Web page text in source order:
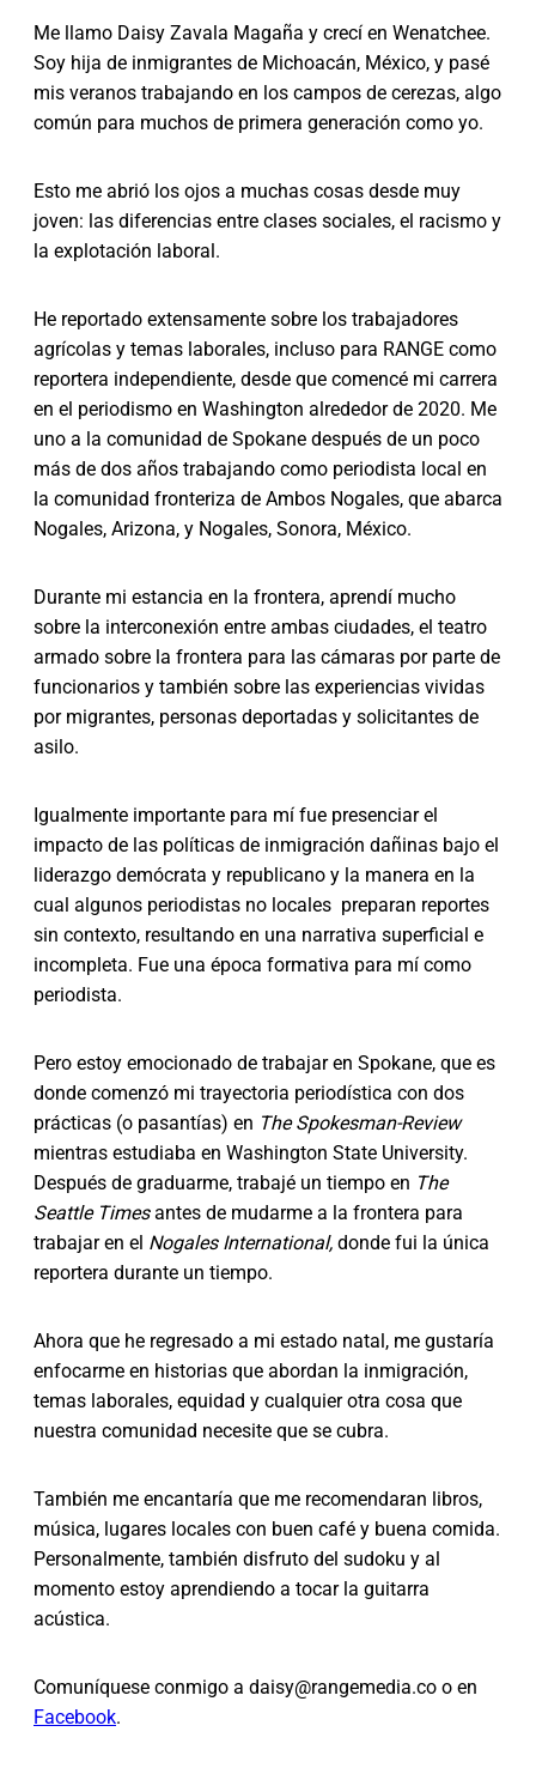
Me llamo Daisy Zavala Magaña y crecí en Wenatchee.
Soy hija de inmigrantes de Michoacán, México, y pasé
mis veranos trabajando en los campos de cerezas, algo
común para muchos de primera generación como yo.
Esto me abrió los ojos a muchas cosas desde muy
joven: las diferencias entre clases sociales, el racismo y
la explotación laboral.
He reportado extensamente sobre los trabajadores
agrícolas y temas laborales, incluso para RANGE como
reportera independiente, desde que comencé mi carrera
en el periodismo en Washington alrededor de 2020. Me
uno a la comunidad de Spokane después de un poco
más de dos años trabajando como periodista local en
la comunidad fronteriza de Ambos Nogales, que abarca
Nogales, Arizona, y Nogales, Sonora, México.
Durante mi estancia en la frontera, aprendí mucho
sobre la interconexión entre ambas ciudades, el teatro
armado sobre la frontera para las cámaras por parte de
funcionarios y también sobre las experiencias vividas
por migrantes, personas deportadas y solicitantes de
asilo.
Igualmente importante para mí fue presenciar el
impacto de las políticas de inmigración dañinas bajo el
liderazgo demócrata y republicano y la manera en la
cual algunos periodistas no locales preparan reportes
sin contexto, resultando en una narrativa superficial e
incompleta. Fue una época formativa para mí como
periodista.
Pero estoy emocionado de trabajar en Spokane, que es
donde comenzó mi trayectoria periodística con dos
prácticas (o pasantías) en The Spokesman-Review
mientras estudiaba en Washington State University.
Después de graduarme, trabajé un tiempo en The
Seattle Timesantes de mudarme a la frontera para
trabajar en el Nogales International, donde fui la única
reportera durante un tiempo.
Ahora que he regresado a mi estado natal, me gustaría
enfocarme en historias que abordan la inmigración,
temas laborales, equidad y cualquier otra cosa que
nuestra comunidad necesite que se cubra.
También me encantaría que me recomendaran libros,
música, lugares locales con buen café y buena comida.
Personalmente, también disfruto del sudoku y al
momento estoy aprendiendo a tocar la guitarra
acústica.
Comuníquese conmigo a daisy@rangemedia.co o en
Facebook.